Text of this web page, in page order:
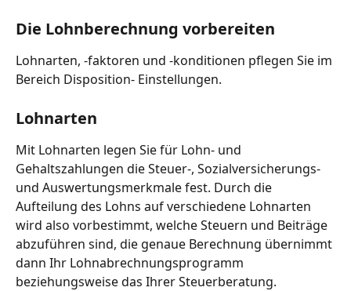
Die Lohnberechnung vorbereiten
Lohnarten, -faktoren und -konditionen pflegen Sie im
Bereich Disposition- Einstellungen.
Lohnarten
Mit Lohnarten legen Sie für Lohn- und
Gehaltszahlungen die Steuer-, Sozialversicherungs-
und Auswertungsmerkmale fest. Durch die
Aufteilung des Lohns auf verschiedene Lohnarten
wird also vorbestimmt, welche Steuern und Beiträge
abzuführen sind, die genaue Berechnung übernimmt
dann Ihr Lohnabrechnungsprogramm
beziehungsweise das Ihrer Steuerberatung.